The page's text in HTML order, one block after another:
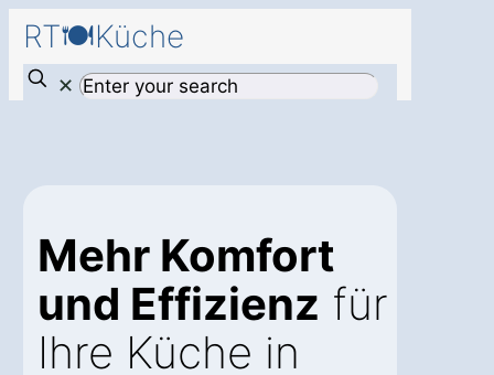
RT🍽️Küche
✕
Mehr Komfort
und Effizienz für
Ihre Küche in